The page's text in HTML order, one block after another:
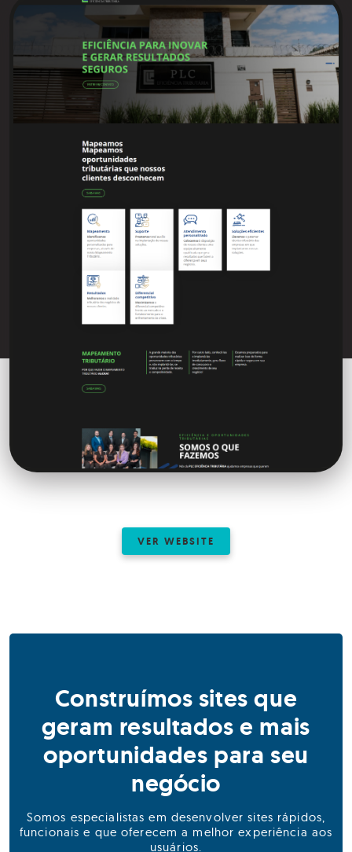
VER WEBSITE
Construímos sites que
geram resultados e mais
oportunidades para seu
negócio
Somos especialistas em desenvolver sites rápidos,
funcionais e que oferecem a melhor experiência aos
usuários.